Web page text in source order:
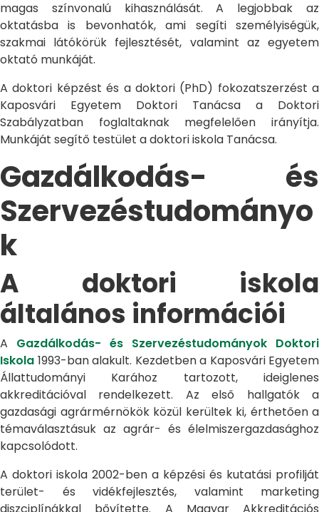
magas színvonalú kihasználását. A legjobbak az
oktatásba is bevonhatók, ami segíti személyiségük,
szakmai látókörük fejlesztését, valamint az egyetem
oktató munkáját.
A doktori képzést és a doktori (PhD) fokozatszerzést a
Kaposvári Egyetem Doktori Tanácsa a Doktori
Szabályzatban foglaltaknak megfelelően irányítja.
Munkáját segítő testület a doktori iskola Tanácsa.
Gazdálkodás- és
Szervezéstudományo
k
A doktori iskola
általános információi
A Gazdálkodás- és Szervezéstudományok Doktori
Iskola 1993-ban alakult. Kezdetben a Kaposvári Egyetem
Állattudományi Karához tartozott, ideiglenes
akkreditációval rendelkezett. Az első hallgatók a
gazdasági agrármérnökök közül kerültek ki, érthetően a
témaválasztásuk az agrár- és élelmiszergazdasághoz
kapcsolódott.
A doktori iskola 2002-ben a képzési és kutatási profilját
terület- és vidékfejlesztés, valamint marketing